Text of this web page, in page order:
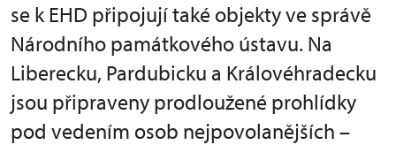
se k EHD připojují také objekty ve správě
Národního památkového ústavu. Na
Liberecku, Pardubicku a Královéhradecku
jsou připraveny prodloužené prohlídky
pod vedením osob nejpovolanějších –